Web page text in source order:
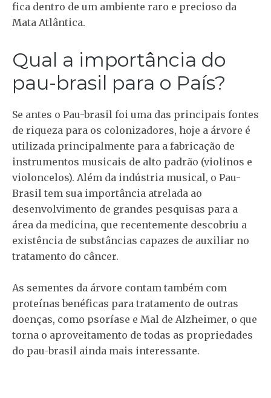
fica dentro de um ambiente raro e precioso da
Mata Atlântica.
Qual a importância do
pau-brasil para o País?
Se antes o Pau-brasil foi uma das principais fontes
de riqueza para os colonizadores, hoje a árvore é
utilizada principalmente para a fabricação de
instrumentos musicais de alto padrão (violinos e
violoncelos). Além da indústria musical, o Pau-
Brasil tem sua importância atrelada ao
desenvolvimento de grandes pesquisas para a
área da medicina, que recentemente descobriu a
existência de substâncias capazes de auxiliar no
tratamento do câncer.
As sementes da árvore contam também com
proteínas benéficas para tratamento de outras
doenças, como psoríase e Mal de Alzheimer, o que
torna o aproveitamento de todas as propriedades
do pau-brasil ainda mais interessante.